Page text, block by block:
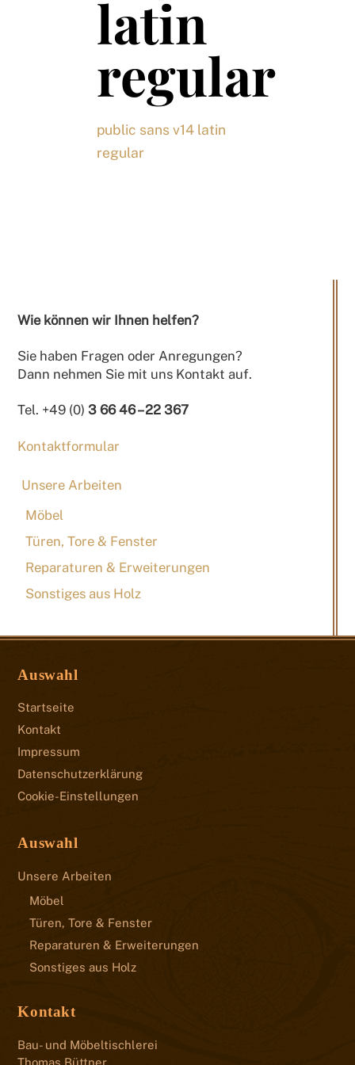
latin
regular
public sans v14 latin
regular
Wie können wir Ihnen helfen?
Sie haben Fragen oder Anregungen?
Dann nehmen Sie mit uns Kontakt auf.
Tel. +49 (0)3 66 46 – 22 367
Kontaktformular
Unsere Arbeiten
Möbel
Türen, Tore & Fenster
Reparaturen & Erweiterungen
Sonstiges aus Holz
Auswahl
Startseite
Kontakt
Impressum
Datenschutzerklärung
Cookie-Einstellungen
Auswahl
Unsere Arbeiten
Möbel
Türen, Tore & Fenster
Reparaturen & Erweiterungen
Sonstiges aus Holz
Kontakt
Bau- und Möbeltischlerei
Thomas Büttner